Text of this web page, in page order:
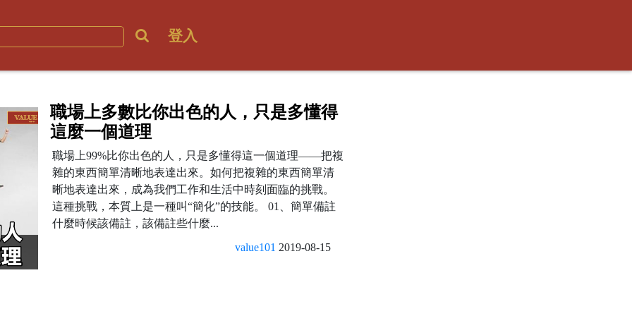
登入
職場上多數比你出色的人，只是多懂得
這麼一個道理
職場上99%比你出色的人，只是多懂得這一個道理——把複
雜的東西簡單清晰地表達出來。如何把複雜的東西簡單清
晰地表達出來，成為我們工作和生活中時刻面臨的挑戰。
這種挑戰，本質上是一種叫“簡化”的技能。 01、簡單備註
什麼時候該備註，該備註些什麼...
value101 2019-08-15